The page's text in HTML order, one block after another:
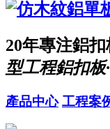
20年專注鋁扣
型工程鋁扣板
產品中心 工程案